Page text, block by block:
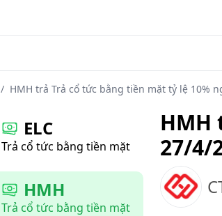
/ HMH trả Trả cổ tức bằng tiền mặt tỷ lệ 10%
ELC
Trả cổ tức bằng tiền mặt
HMH
Trả cổ tức bằng tiền mặt
HMH
27/4/